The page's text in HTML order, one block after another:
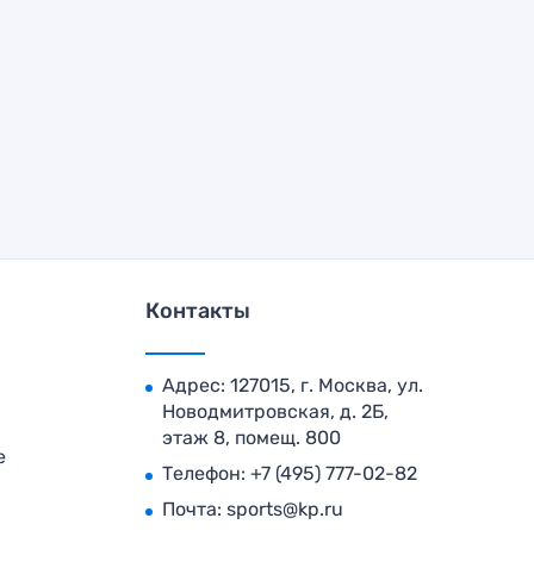
Контакты
Адрес: 127015, г. Москва, ул.
Новодмитровская, д. 2Б,
этаж 8, помещ. 800
Телефон: +7 (495) 777-02-82
Почта: sports@kp.ru